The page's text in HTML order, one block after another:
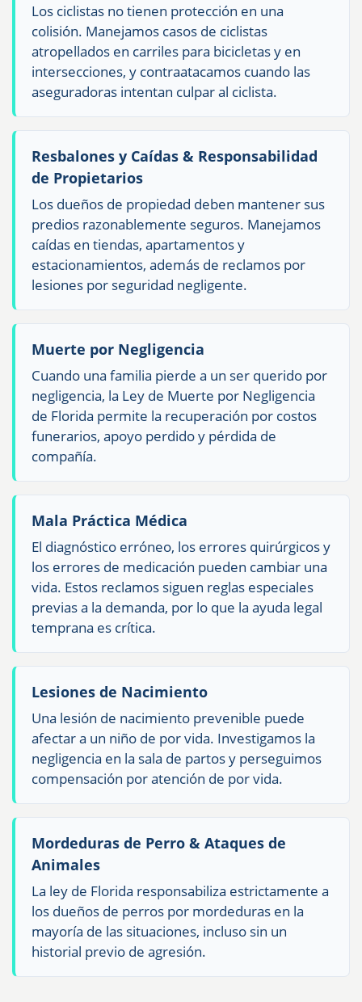
Los ciclistas no tienen protección en una
colisión. Manejamos casos de ciclistas
atropellados en carriles para bicicletas y en
intersecciones, y contraatacamos cuando las
aseguradoras intentan culpar al ciclista.
Resbalones y Caídas & Responsabilidad
de Propietarios
Los dueños de propiedad deben mantener sus
predios razonablemente seguros. Manejamos
caídas en tiendas, apartamentos y
estacionamientos, además de reclamos por
lesiones por seguridad negligente.
Muerte por Negligencia
Cuando una familia pierde a un ser querido por
negligencia, la Ley de Muerte por Negligencia
de Florida permite la recuperación por costos
funerarios, apoyo perdido y pérdida de
compañía.
Mala Práctica Médica
El diagnóstico erróneo, los errores quirúrgicos y
los errores de medicación pueden cambiar una
vida. Estos reclamos siguen reglas especiales
previas a la demanda, por lo que la ayuda legal
temprana es crítica.
Lesiones de Nacimiento
Una lesión de nacimiento prevenible puede
afectar a un niño de por vida. Investigamos la
negligencia en la sala de partos y perseguimos
compensación por atención de por vida.
Mordeduras de Perro & Ataques de
Animales
La ley de Florida responsabiliza estrictamente a
los dueños de perros por mordeduras en la
mayoría de las situaciones, incluso sin un
historial previo de agresión.